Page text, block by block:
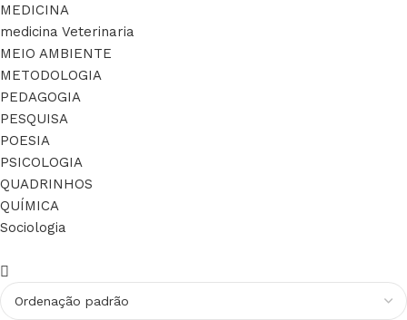
MEDICINA
medicina Veterinaria
MEIO AMBIENTE
METODOLOGIA
PEDAGOGIA
PESQUISA
POESIA
PSICOLOGIA
QUADRINHOS
QUÍMICA
Sociologia